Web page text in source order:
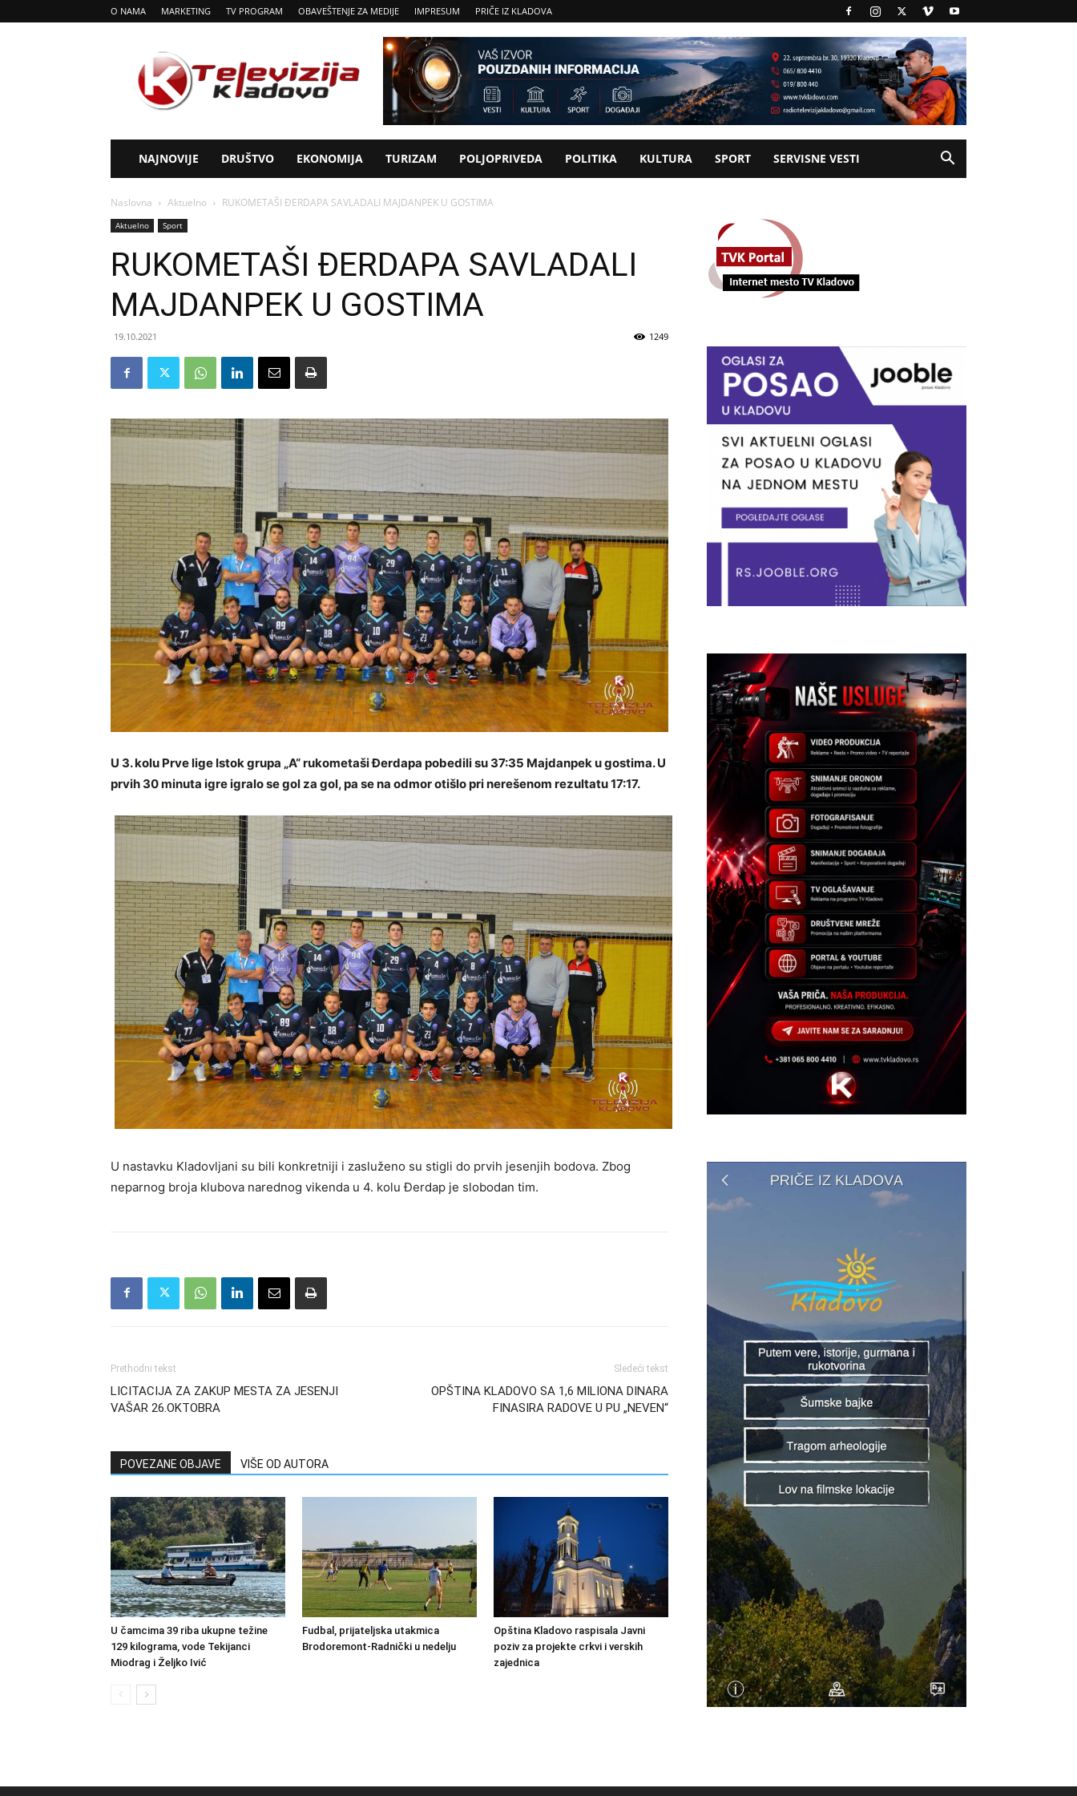
O NAMA MARKETING TV PROGRAM OBAVEŠTENJE ZA MEDIJE IMPRESUM PRIČE IZ KLADOVA
Tv
Kladovo
NAJNOVIJE DRUŠTVO EKONOMIJA TURIZAM POLJOPRIVEDA POLITIKA KULTURA SPORT SERVISNE VESTI
Naslovna Aktuelno RUKOMETAŠI ĐERDAPA SAVLADALI MAJDANPEK U GOSTIMA
Aktuelno Sport
RUKOMETAŠI ĐERDAPA SAVLADALI
MAJDANPEK U GOSTIMA
19.10.2021 1249
U 3. kolu Prve lige Istok grupa „A“ rukometaši Đerdapa pobedili su 37:35 Majdanpek u gostima. U
prvih 30 minuta igre igralo se gol za gol, pa se na odmor otišlo pri nerešenom rezultatu 17:17.
U nastavku Kladovljani su bili konkretniji i zasluženo su stigli do prvih jesenjih bodova. Zbog
neparnog broja klubova narednog vikenda u 4. kolu Đerdap je slobodan tim.
Prethodni tekst
LICITACIJA ZA ZAKUP MESTA ZA JESENJI
VAŠAR 26.OKTOBRA
Sledeći tekst
OPŠTINA KLADOVO SA 1,6 MILIONA DINARA
FINASIRA RADOVE U PU „NEVEN“
POVEZANE OBJAVE VIŠE OD AUTORA
U čamcima 39 riba ukupne težine
129 kilograma, vode Tekijanci
Miodrag i Željko Ivić
Fudbal, prijateljska utakmica
Brodoremont-Radnički u nedelju
Opština Kladovo raspisala Javni
poziv za projekte crkvi i verskih
zajednica